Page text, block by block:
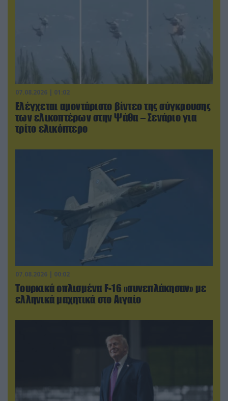
07.08.2026 | 01:02
Ελέγχεται αμοντάριστο βίντεο της σύγκρουσης
των ελικοπτέρων στην Ψάθα – Σενάριο για
τρίτο ελικόπτερο
07.08.2026 | 00:02
Τουρκικά οπλισμένα F-16 «συνεπλάκησαν» με
ελληνικά μαχητικά στο Αιγαίο